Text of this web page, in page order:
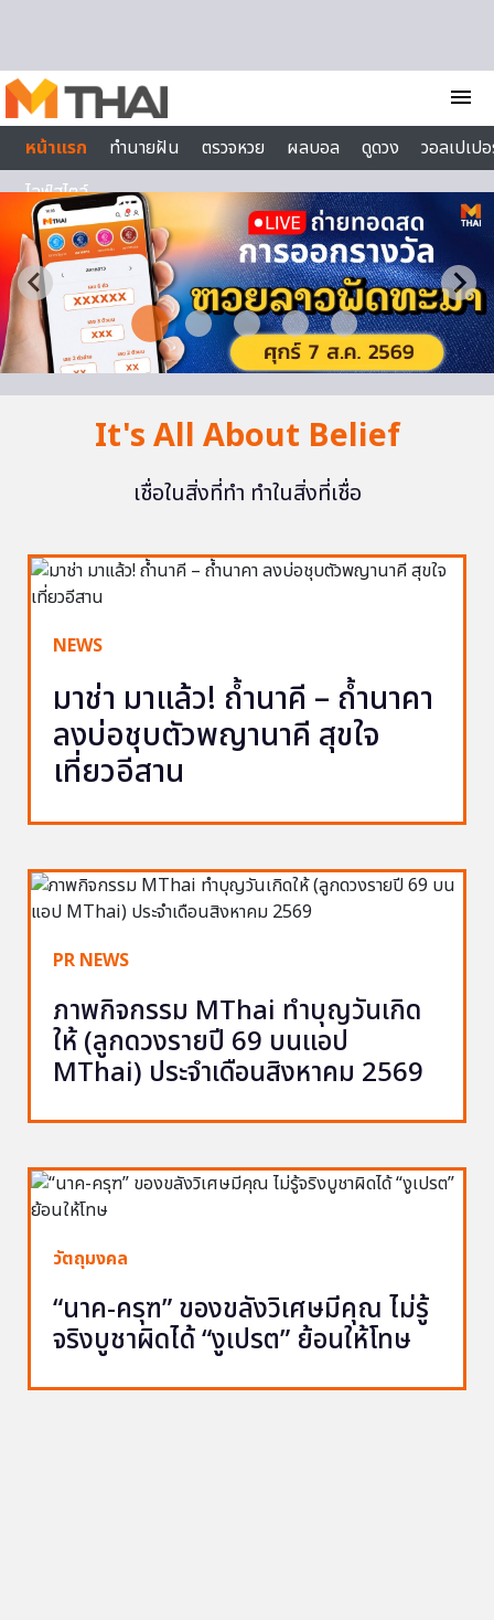
menu
หน้าแรก
ทำนายฝัน ตรวจหวย ผลบอล ดูดวง
วอลเปเป
ไลฟ์สไตล์
It's All About Belief
เชื่อในสิ่งที่ทำ ทำในสิ่งที่เชื่อ
NEWS
มาช่า มาแล้ว! ถ้ำนาคี – ถ้ำนาคา
ลงบ่อชุบตัวพญานาคี สุขใจ
เที่ยวอีสาน
PR NEWS
ภาพกิจกรรม MThai ทำบุญวันเกิด
ให้ (ลูกดวงรายปี 69 บนแอป
MThai) ประจำเดือนสิงหาคม 2569
วัตถุมงคล
“นาค-ครุฑ” ของขลังวิเศษมีคุณ ไม่รู้
จริงบูชาผิดได้ “งูเปรต” ย้อนให้โทษ